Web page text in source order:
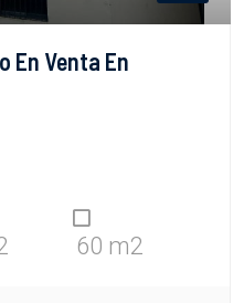
En Venta En
60 m2